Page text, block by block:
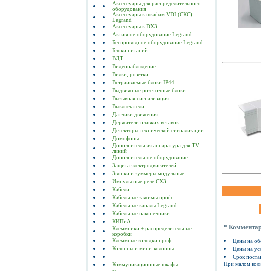
Аксессуары для распределительного
оборудования
Аксессуары к шкафам VDI (СКС)
Legrand
Аксессуары к DX3
Активное оборудование Legrand
Беспроводное оборудование Legrand
Блоки питаний
ВДТ
Видеонаблюдение
Вилки, розетки
Встраиваемые блоки IP44
Выдвижные розеточные блоки
Вызывная сигнализация
Выключатели
Датчики движения
Держатели плавких вставок
Детекторы технической сигнализации
Домофоны
Дополнительная аппаратура для TV
линий
Дополнительное оборудование
Защита электродвигателей
Звонки и зуммеры модульные
Импульсные реле CX3
Кабели
Кабельные зажимы проф.
Кабельные каналы Legrand
Кабельные наконечники
КИПиА
Клеммники + распределительные
коробки
Клеммные колодки проф.
Колонны и мини-колонны
Коммуникационные шкафы
*
Цены на
Цены на
Срок
При малом